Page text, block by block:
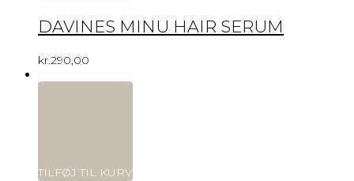
DAVINES MINU HAIR SERUM
kr.290,00
TILFØJ TIL KURV